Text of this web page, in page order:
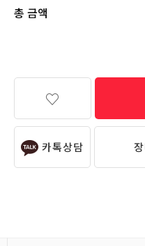
총 금액
카톡상담